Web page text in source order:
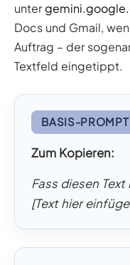
unter
Docs und Gmail,
Auftrag – der
Textfeld eingetippt.
BASIS-PROMPT
Zum Kopieren:
Fass diesen
[Text hier